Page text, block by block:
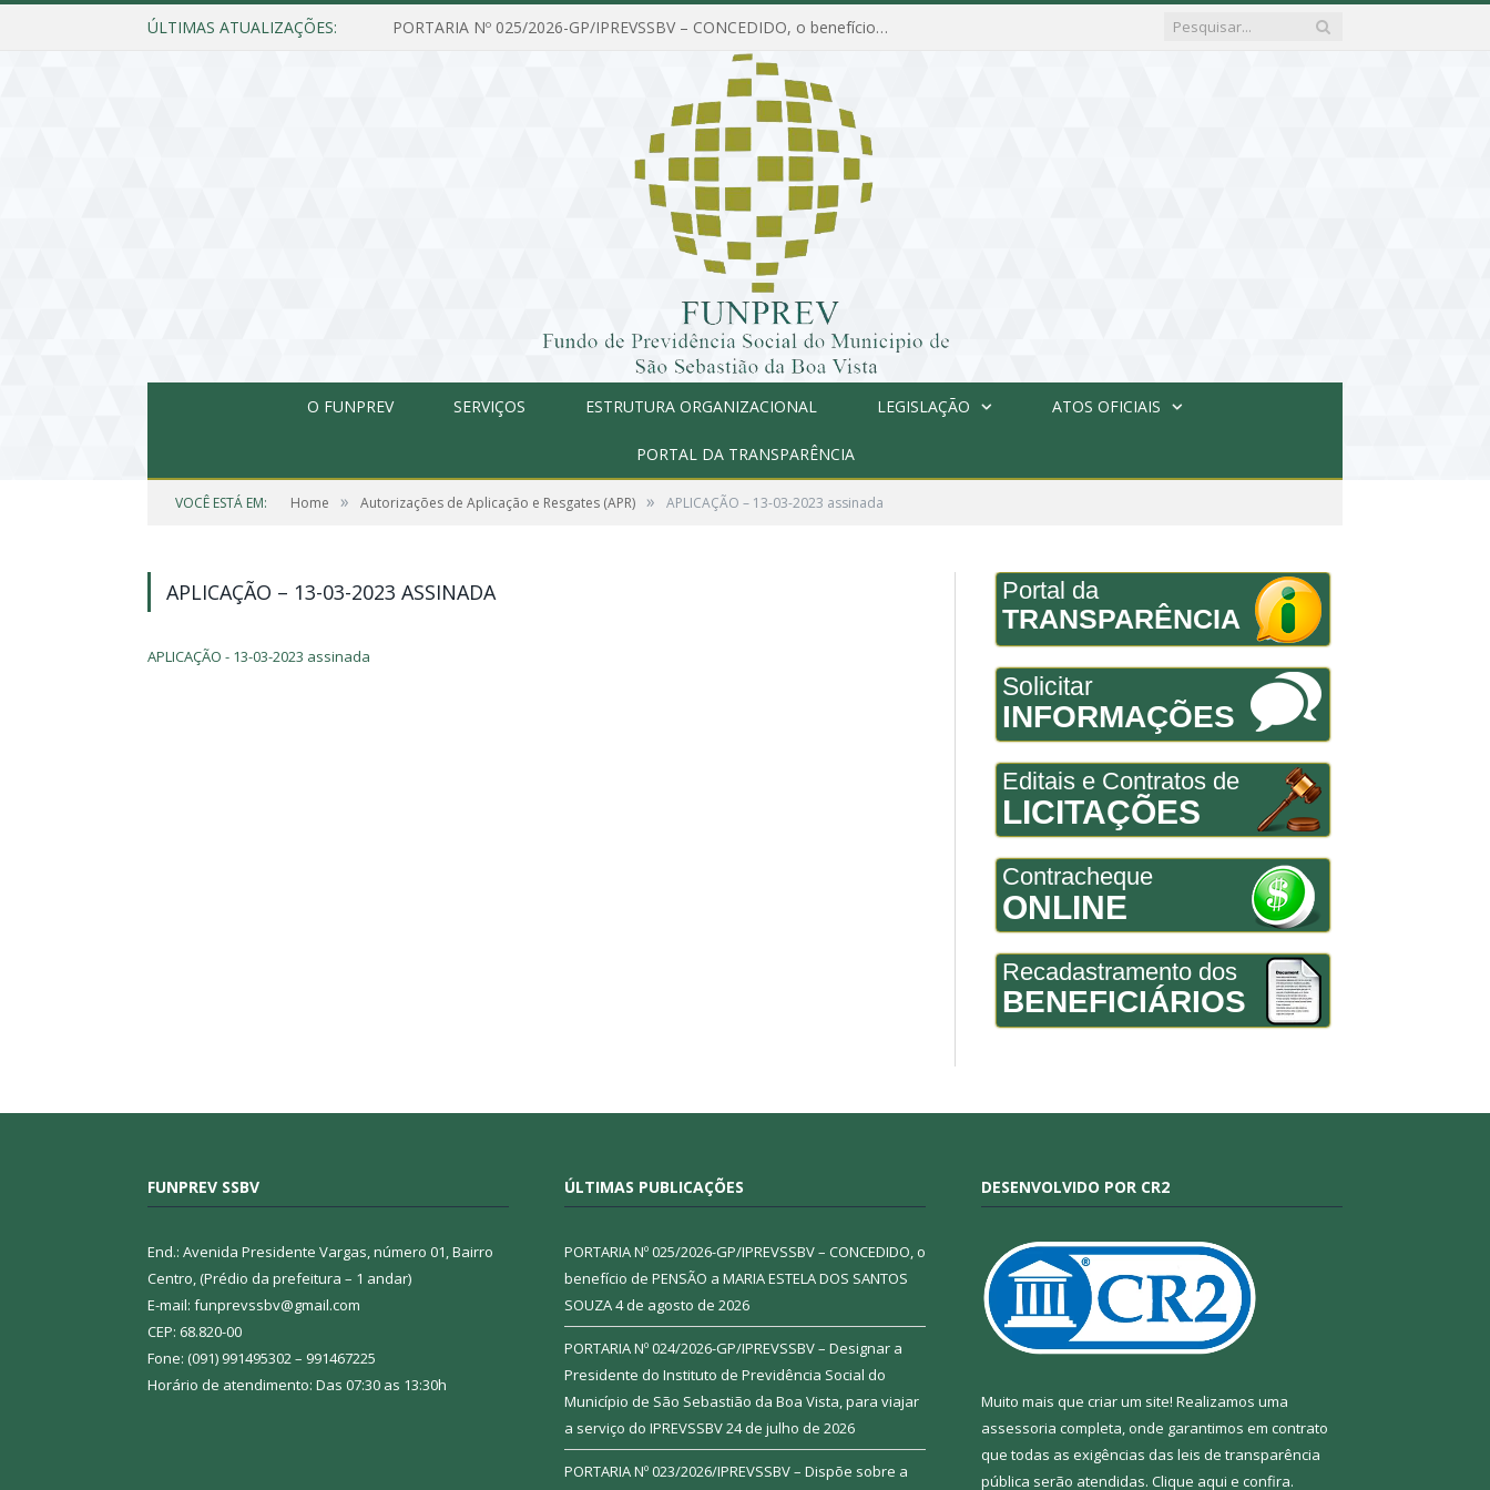
ÚLTIMAS ATUALIZAÇÕES: PORTARIA Nº 025/2026-GP/IPREVSSBV – CONCEDIDO, o benefício de PENSÃO a MARIA ESTELA DOS SANTOS SOUZA
O FUNPREV SERVIÇOS ESTRUTURA ORGANIZACIONAL LEGISLAÇÃO ATOS OFICIAIS
PORTAL DA TRANSPARÊNCIA
VOCÊ ESTÁ EM: Home » Autorizações de Aplicação e Resgates (APR) » APLICAÇÃO – 13-03-2023 assinada
APLICAÇÃO – 13-03-2023 ASSINADA
APLICAÇÃO - 13-03-2023 assinada
Portal da
TRANSPARÊNCIA
Solicitar
INFORMAÇÕES
Editais e Contratos de
LICITAÇÕES
Contracheque
ONLINE
Recadastramento dos
BENEFICIÁRIOS
FUNPREV SSBV
End.: Avenida Presidente Vargas, número 01, Bairro
Centro, (Prédio da prefeitura – 1 andar)
E-mail: funprevssbv@gmail.com
CEP: 68.820-00
Fone: (091) 991495302 – 991467225
Horário de atendimento: Das 07:30 as 13:30h
ÚLTIMAS PUBLICAÇÕES
PORTARIA Nº 025/2026-GP/IPREVSSBV – CONCEDIDO, o
benefício de PENSÃO a MARIA ESTELA DOS SANTOS
SOUZA4 de agosto de 2026
PORTARIA Nº 024/2026-GP/IPREVSSBV – Designar a
Presidente do Instituto de Previdência Social do
Município de São Sebastião da Boa Vista, para viajar
a serviço do IPREVSSBV24 de julho de 2026
PORTARIA Nº 023/2026/IPREVSSBV – Dispõe sobre a
DESENVOLVIDO POR CR2
Muito mais que criar um site! Realizamos uma
assessoria completa, onde garantimos em contrato
que todas as exigências das leis de transparência
pública serão atendidas. Clique aqui e confira.